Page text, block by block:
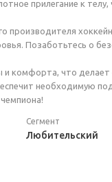
прилегание к телу,
производителя
Позаботьтесь о
и комфорта, что
необходимую
Сегмент
Любительский